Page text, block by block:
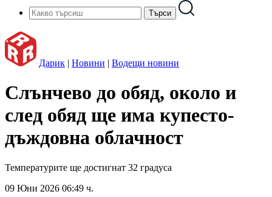
Дарик | Новини | Водещи новини
Слънчево до обяд, около и
след обяд ще има купесто-
дъждовна облачност
Температурите ще достигнат 32 градуса
09 Юни 2026 06:49 ч.